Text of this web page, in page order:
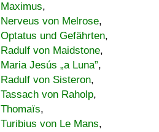
Maximus,
Nerveus von Melrose,
Optatus und Gefährten,
Radulf von Maidstone,
Maria Jesús „a Luna”,
Radulf von Sisteron,
Tassach von Raholp,
Thomaïs,
Turibius von Le Mans,